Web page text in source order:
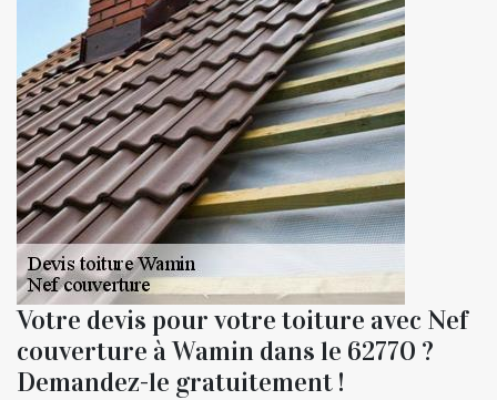
Votre devis pour votre toiture avec Nef
couverture à Wamin dans le 62770 ?
Demandez-le gratuitement !